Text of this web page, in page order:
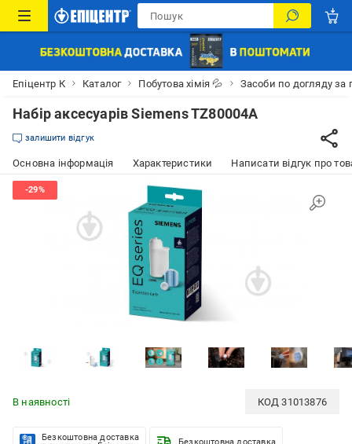
Епіцентр К Каталог Побутова хімія 💦 Засоби по догляду за
Набір аксесуарів Siemens TZ80004A
залишити відгук
Основна інформація Характеристики Написати відгук про
В наявності КОД31013876
Безкоштовна доставка
Безкоштовна доставка